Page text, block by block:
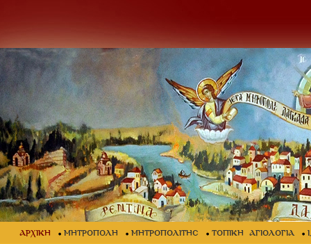
ΑΡΧΙΚΗ ΜΗΤΡΟΠΟΛΗ ΜΗΤΡΟΠΟΛΙΤΗΣ ΤΟΠΙΚΗ ΑΓΙΟΛΟΓΙΑ